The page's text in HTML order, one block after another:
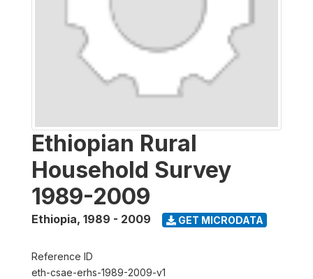
Ethiopian Rural
Household Survey
1989-2009
Ethiopia, 1989 - 2009 GET MICRODATA
Reference ID
eth-csae-erhs-1989-2009-v1